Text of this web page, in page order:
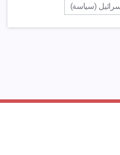
إلى تزويد صانعي القرار
وغيرها من الفوائد ال...
(سياسة)